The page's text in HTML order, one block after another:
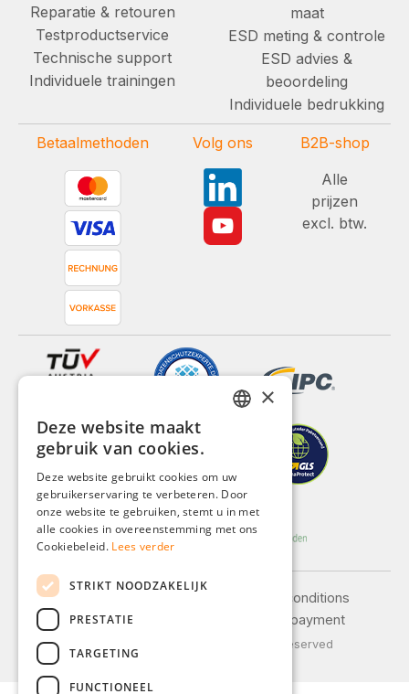
Reparatie & retouren
Testproductservice
Technische support
Individuele trainingen
maat
ESD meting & controle
ESD advies &
beoordeling
Individuele bedrukking
Betaalmethoden Volg ons
B2B-shop
Alle
prijzen
excl. btw.
General terms and conditions
Privacy policy
Shipping and payment
© 2026 Weidinger GmbH, All Rights Reserved
FRENCH
ITALIAN
×
Deze website maakt
gebruik van cookies.
Deze website gebruikt cookies om uw
gebruikerservaring te verbeteren. Door
onze website te gebruiken, stemt u in met
alle cookies in overeenstemming met ons
Cookiebeleid. Lees verder
STRIKT NOODZAKELIJK
PRESTATIE
TARGETING
FUNCTIONEEL